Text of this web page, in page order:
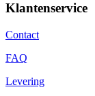
Klantenservice
Contact
FAQ
Levering